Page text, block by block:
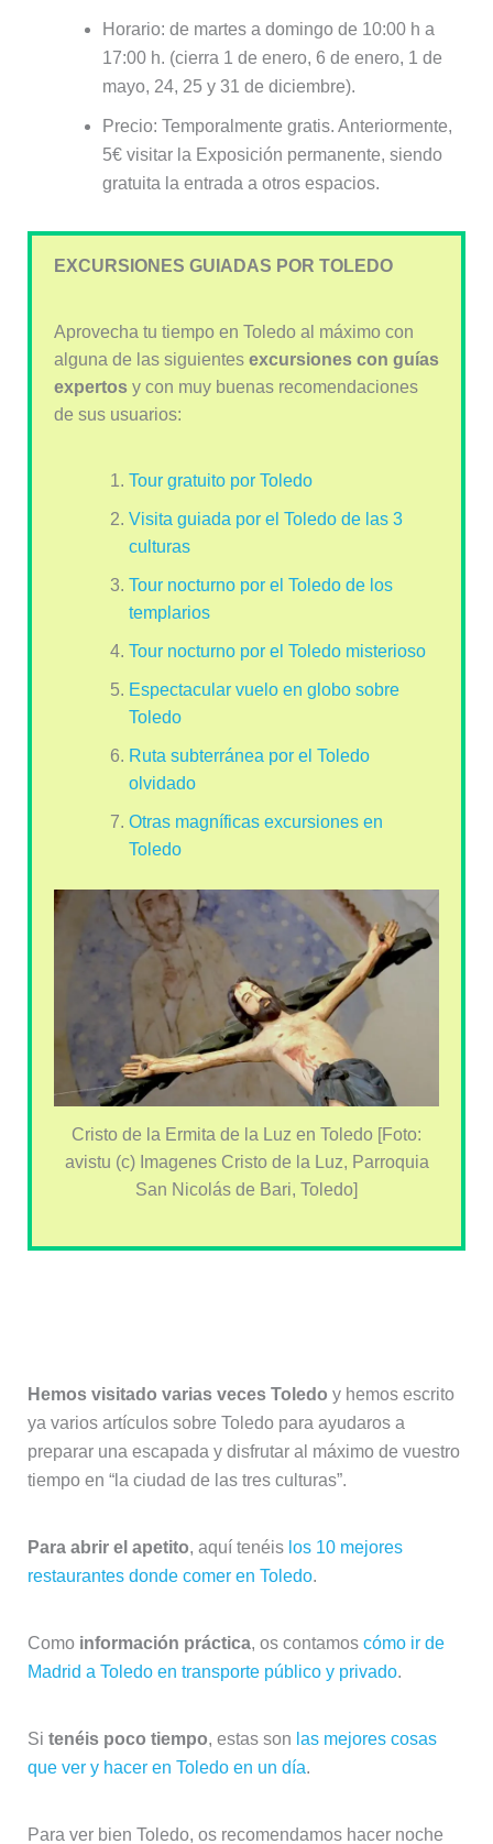
Horario: de martes a domingo de 10:00 h a
17:00 h. (cierra 1 de enero, 6 de enero, 1 de
mayo, 24, 25 y 31 de diciembre).
Precio: Temporalmente gratis. Anteriormente,
5€ visitar la Exposición permanente, siendo
gratuita la entrada a otros espacios.
EXCURSIONES GUIADAS POR TOLEDO
Aprovecha tu tiempo en Toledo al máximo con
alguna de las siguientes excursiones con guías
expertosy con muy buenas recomendaciones
de sus usuarios:
Tour gratuito por Toledo
Visita guiada por el Toledo de las 3
culturas
Tour nocturno por el Toledo de los
templarios
Tour nocturno por el Toledo misterioso
Espectacular vuelo en globo sobre
Toledo
Ruta subterránea por el Toledo
olvidado
Otras magníficas excursiones en
Toledo
Cristo de la Ermita de la Luz en Toledo [Foto:
avistu (c) Imagenes Cristo de la Luz, Parroquia
San Nicolás de Bari, Toledo]
Hemos visitado varias veces Toledo y hemos escrito
ya varios artículos sobre Toledo para ayudaros a
preparar una escapada y disfrutar al máximo de vuestro
tiempo en “la ciudad de las tres culturas”.
Para abrir el apetito, aquí tenéis los 10 mejores
restaurantes donde comer en Toledo.
Como información práctica, os contamos cómo ir de
Madrid a Toledo en transporte público y privado.
Si tenéis poco tiempo, estas son las mejores cosas
que ver y hacer en Toledo en un día.
Para ver bien Toledo, os recomendamos hacer noche